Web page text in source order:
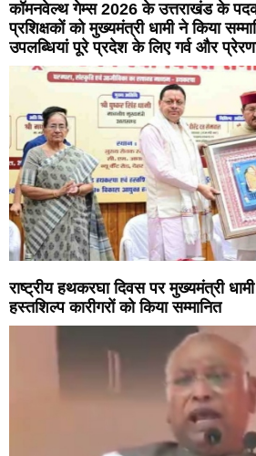
कॉमनवेल्थ गेम्स 2026 के उत्तराखंड के
प्रशिक्षकों को मुख्यमंत्री धामी ने किया
उपलब्धियां पूरे प्रदेश के लिए गर्व और
राष्ट्रीय हथकरघा दिवस पर मुख्यमंत्री
हस्तशिल्प कारीगरों को किया सम्मानित